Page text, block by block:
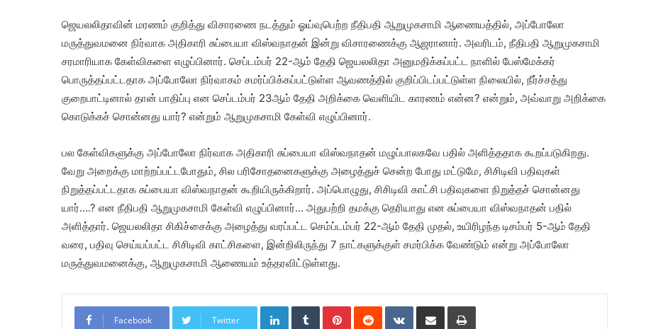
ஜெயலலிதாவின் மரணம் குறித்து விசாரணை நடத்தும் ஓய்வுபெற்ற நீதிபதி ஆறுமுகசாமி ஆணையத்தில், அப்போலோ
மருத்துவமனை நிர்வாக அதிகாரி சுப்பையா விஸ்வநாதன் இன்று விசாரணைக்கு ஆஜரானார். அவரிடம், நீதிபதி ஆறுமுகசாமி
சரமாரியாக கேள்விகளை எழுப்பினார். செப்டம்பர் 22-ஆம் தேதி ஜெயலலிதா அனுமதிக்கப்பட்ட நாளில் பேஸ்மேக்கர்
பொருத்தப்பட்டதாக அப்போலோ நிர்வாகம் சமர்ப்பிக்கப்பட்டுள்ள ஆவணத்தில் குறிப்பிடப்பட்டுள்ள நிலையில், நீர்ச்சத்து
குறைபாட்டினால் தான் பாதிப்பு என செப்டம்பர் 23ஆம் தேதி அறிக்கை வெளியிட காரணம் என்ன? என்றும், அவ்வாறு அறிக்கை
கொடுக்கச் சொன்னது யார்? என்றும் ஆறுமுகசாமி கேள்வி எழுப்பினார்.
பல கேள்விகளுக்கு அப்போலோ நிர்வாக அதிகாரி சுப்பையா விஸ்வநாதன் மழுப்பாலகவே பதில் அளித்ததாக கூறப்படுகிறது.
வேறு அறைக்கு மாற்றப்பட்டபோதும், சில பரிசோதனைகளுக்கு அழைத்துச் சென்ற போது மட்டுமே, சிசிடிவி பதிவுகள்
நிறுத்தப்பட்டதாக சுப்பையா விஸ்வநாதன் கூறியிருக்கிறார். அப்பொழுது, சிசிடிவி காட்சி பதிவுகளை நிறுத்தச் சொன்னது
யார்….? என நீதிபதி ஆறுமுகசாமி கேள்வி எழுப்பினார்… அதுபற்றி தமக்கு தெரியாது என சுப்பையா விஸ்வநாதன் பதில்
அளித்தார். ஜெயலலிதா சிகிச்சைக்கு அழைத்து வரப்பட்ட செம்ப்டம்பர் 22-ஆம் தேதி முதல், உயிரிழந்த டிசம்பர் 5-ஆம் தேதி
வரை, பதிவு செய்யப்பட்ட சிசிடிவி காட்சிகளை, இன்றிலிருந்து 7 நாட்களுக்குள் சமர்பிக்க வேண்டும் என்று அப்போலோ
மருத்துவமனைக்கு, ஆறுமுகசாமி ஆணையம் உத்தரவிட்டுள்ளது.
Facebook Twitter
LinkedIn Tumblr Pinterest Reddit VKontakte